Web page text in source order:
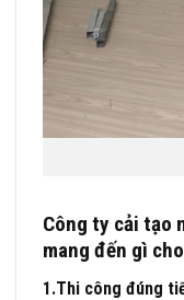
Công ty cải tạo
mang đến gì
1.Thi công đúng